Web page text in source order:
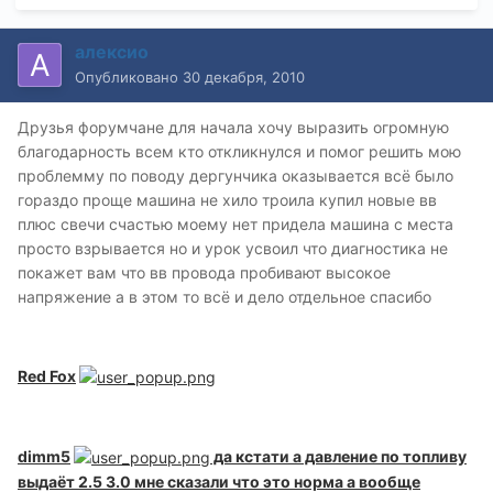
алексио
Опубликовано 30 декабря, 2010
Друзья форумчане для начала хочу выразить огромную
благодарность всем кто откликнулся и помог решить мою
проблемму по поводу дергунчика оказывается всё было
гораздо проще машина не хило троила купил новые вв
плюс свечи счастью моему нет придела машина с места
просто взрывается но и урок усвоил что диагностика не
покажет вам что вв провода пробивают высокое
напряжение а в этом то всё и дело отдельное спасибо
Red Fox
dimm5
да кстати а давление по топливу
выдаёт 2.5 3.0 мне сказали что это норма а вообще